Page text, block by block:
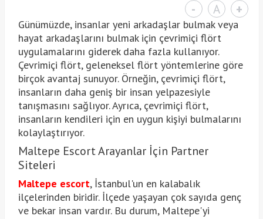
- A +
Günümüzde, insanlar yeni arkadaşlar bulmak veya
hayat arkadaşlarını bulmak için çevrimiçi flört
uygulamalarını giderek daha fazla kullanıyor.
Çevrimiçi flört, geleneksel flört yöntemlerine göre
birçok avantaj sunuyor. Örneğin, çevrimiçi flört,
insanların daha geniş bir insan yelpazesiyle
tanışmasını sağlıyor. Ayrıca, çevrimiçi flört,
insanların kendileri için en uygun kişiyi bulmalarını
kolaylaştırıyor.
Maltepe Escort Arayanlar İçin Partner
Siteleri
Maltepe escort, İstanbul'un en kalabalık
ilçelerinden biridir. İlçede yaşayan çok sayıda genç
ve bekar insan vardır. Bu durum, Maltepe'yi